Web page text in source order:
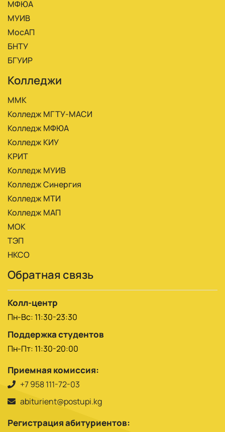
МФЮА
МУИВ
МосАП
БНТУ
БГУИР
Колледжи
ММК
Колледж МГТУ-МАСИ
Колледж МФЮА
Колледж КИУ
КРИТ
Колледж МУИВ
Колледж Синергия
Колледж МТИ
Колледж МАП
МОК
ТЭП
НКСО
Обратная связь
Колл-центр
Пн-Вс: 11:30-23:30
Поддержка студентов
Пн-Пт: 11:30-20:00
Приемная комиссия:
+7 958 111-72-03
abiturient@postupi.kg
Регистрация абитуриентов: